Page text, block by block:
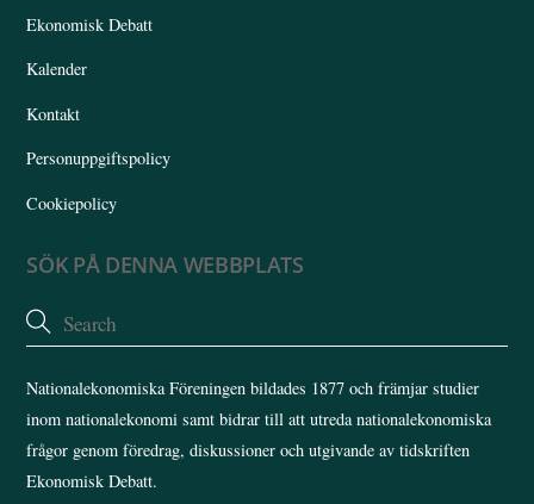
Ekonomisk Debatt
Kalender
Kontakt
Personuppgiftspolicy
Cookiepolicy
SÖK PÅ DENNA WEBBPLATS
Nationalekonomiska Föreningen bildades 1877 och främjar studier
inom nationalekonomi samt bidrar till att utreda nationalekonomiska
frågor genom föredrag, diskussioner och utgivande av tidskriften
Ekonomisk Debatt.